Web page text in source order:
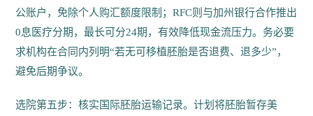
公账户，免除个人购汇额度限制；RFC则与加州银行合作推出
0息医疗分期，最长可分24期，有效降低现金流压力。务必要
求机构在合同内列明“若无可移植胚胎是否退费、退多少”，
避免后期争议。
选院第五步：核实国际胚胎运输记录。计划将胚胎暂存美